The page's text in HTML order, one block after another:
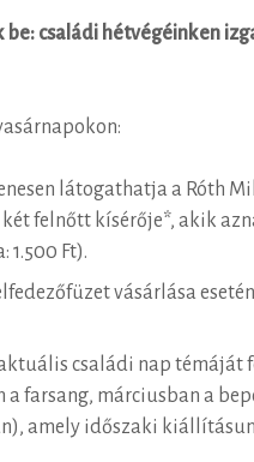
családi hétvégéinken
látogathatja a Róth
felnőtt kísérője*, akik
1.500 Ft).
vásárlása
családi nap témáját
farsang, márciusban a
amely időszaki